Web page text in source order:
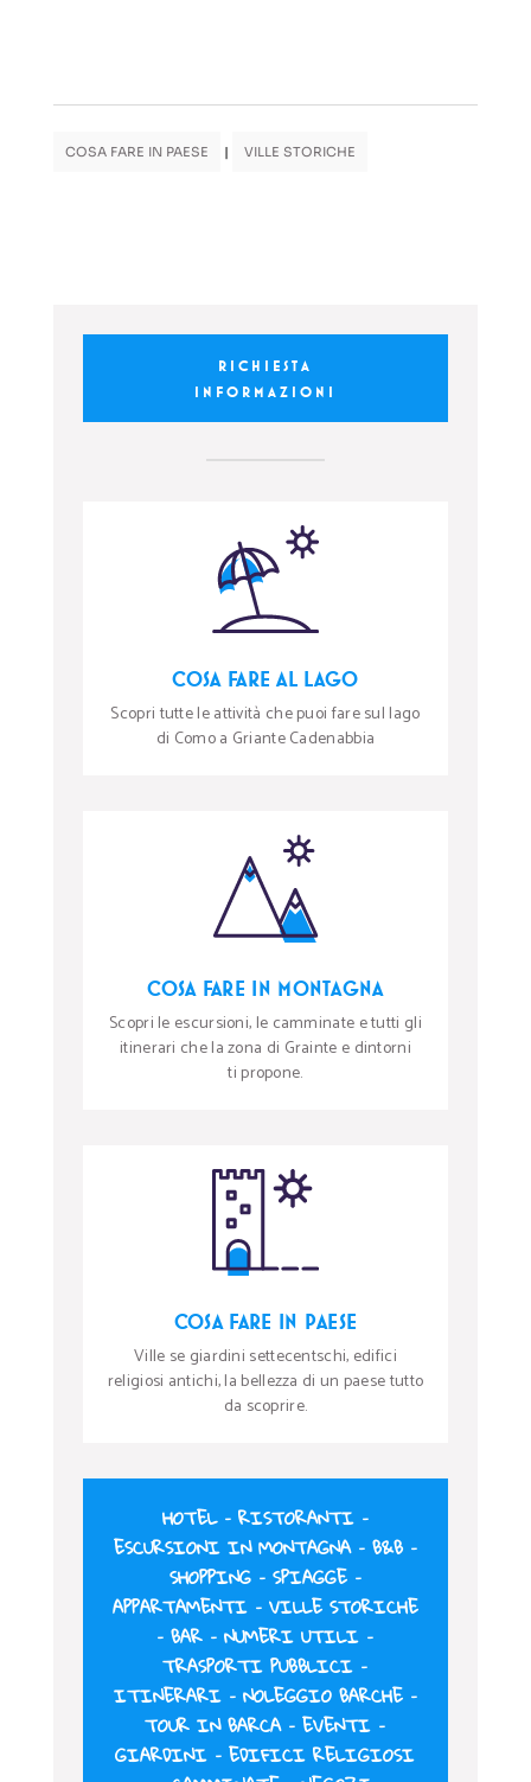
COSA FARE IN PAESE | VILLE STORICHE
RICHIESTA
INFORMAZIONI
COSA FARE AL LAGO
Scopri tutte le attività che puoi fare sul lago
di Como a Griante Cadenabbia
COSA FARE IN MONTAGNA
Scopri le escursioni, le camminate e tutti gli
itinerari che la zona di Grainte e dintorni
ti propone.
COSA FARE IN PAESE
Ville se giardini settecentschi, edifici
religiosi antichi, la bellezza di un paese tutto
da scoprire.
HOTEL– RISTORANTI–
ESCURSIONI IN MONTAGNA– B&B–
SHOPPING– SPIAGGE–
APPARTAMENTI– VILLE STORICHE
–BAR –NUMERI UTILI –
TRASPORTI PUBBLICI –
ITINERARI– NOLEGGIO BARCHE–
TOUR IN BARCA–EVENTI –
GIARDINI –EDIFICI RELIGIOSI